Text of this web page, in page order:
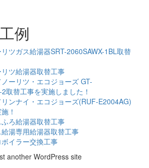
例
ツガス給湯器SRT-2060SAWX-1BL取替
ツ給湯器取替工事
ーリツ・エコジョーズ GT-
取替工事を実施しました！
ンナイ・エコジョーズ(RUF-E2004AG)
！
ろ給湯器取替工事
湯専用給湯器取替工事
イラー交換工事
another WordPress site